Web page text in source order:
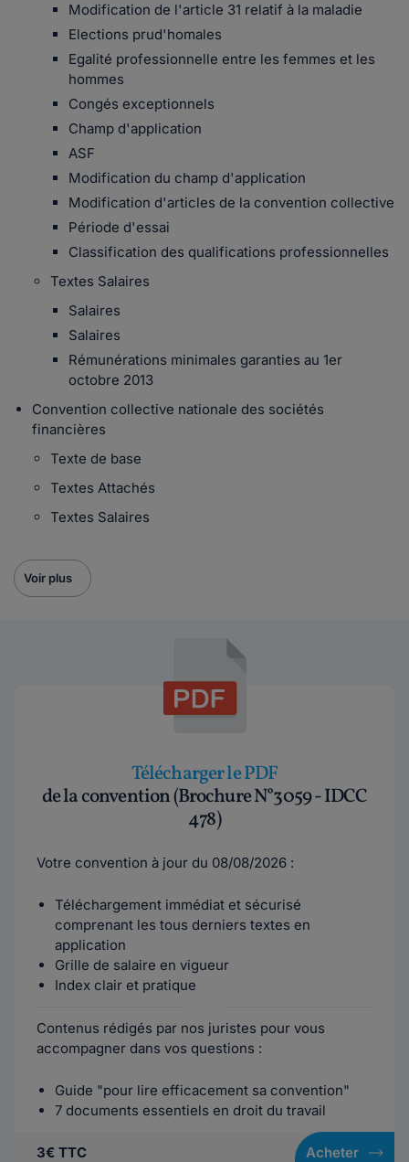
Modification de l'article 31 relatif à la maladie
Elections prud'homales
Egalité professionnelle entre les femmes et les
hommes
Congés exceptionnels
Champ d'application
ASF
Modification du champ d'application
Modification d'articles de la convention collective
Période d'essai
Classification des qualifications professionnelles
Textes Salaires
Salaires
Salaires
Rémunérations minimales garanties au 1er
octobre 2013
Convention collective nationale des sociétés
financières
Texte de base
Textes Attachés
Textes Salaires
Voir plus
Télécharger le PDF
de la convention (Brochure N°3059 - IDCC
478)
Votre convention à jour du 08/08/2026 :
Téléchargement immédiat et sécurisé
comprenant les tous derniers textes en
application
Grille de salaire en vigueur
Index clair et pratique
Contenus rédigés par nos juristes pour vous
accompagner dans vos questions :
Guide "pour lire efficacement sa convention"
7 documents essentiels en droit du travail
3€ TTC Acheter